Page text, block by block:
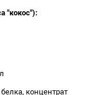
"кокос"):
концентрат